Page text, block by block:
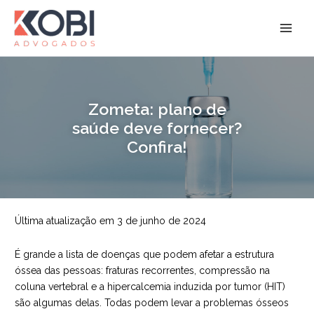
para
conteúdo
Zometa: plano de
saúde deve fornecer?
Confira!
Última atualização em 3 de junho de 2024
É grande a lista de doenças que podem afetar a estrutura
óssea das pessoas: fraturas recorrentes, compressão na
coluna vertebral e a hipercalcemia induzida por tumor (HIT)
são algumas delas. Todas podem levar a problemas ósseos